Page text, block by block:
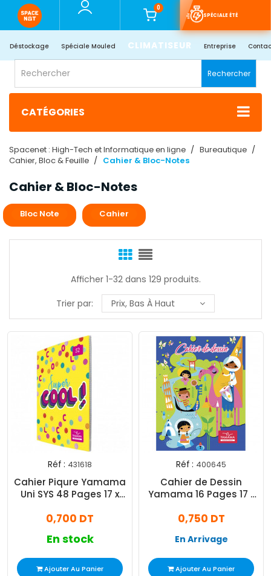
0
SPÉCIALE ÉTÉ
Déstockage Spéciale Mouled CLIMATISEUR Entreprise
Rechercher
CATÉGORIES
Spacenet : High-Tech et Informatique en ligne
Bureautique
Cahier, Bloc & Feuille
Cahier & Bloc-Notes
Cahier & Bloc-Notes
Bloc Note Cahier
Afficher 1-32 dans 129 produits.
Trier par:
Prix, Bas À Haut
Réf : 431618
Cahier Piqure Yamama
Uni SYS 48 Pages 17 x
0,700 DT
En stock
Ajouter Au Panier
Réf : 400645
Cahier de Dessin
Yamama 16 Pages 17 x
0,750 DT
En Arrivage
Ajouter Au Panier